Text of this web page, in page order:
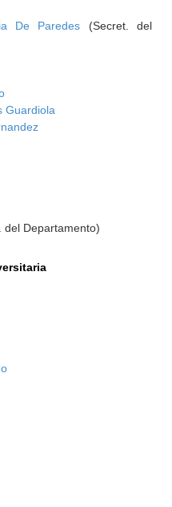
De Paredes (Secret. del
Guardiola
del Departamento)